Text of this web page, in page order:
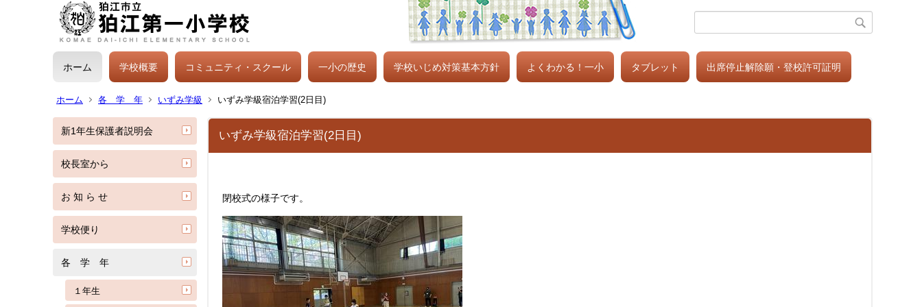
ホーム 学校概要 コミュニティ・スクール 一小の歴史 学校いじめ対策基本方針 よくわかる！一小 タブレット 出席停止解除願・登校許可証明
ホーム 各 学 年 いずみ学級 いずみ学級宿泊学習(2日目)
新1年生保護者説明会
校長室から
お 知 ら せ
学校便り
各 学 年
１年生
いずみ学級宿泊学習(2日目)
閉校式の様子です。